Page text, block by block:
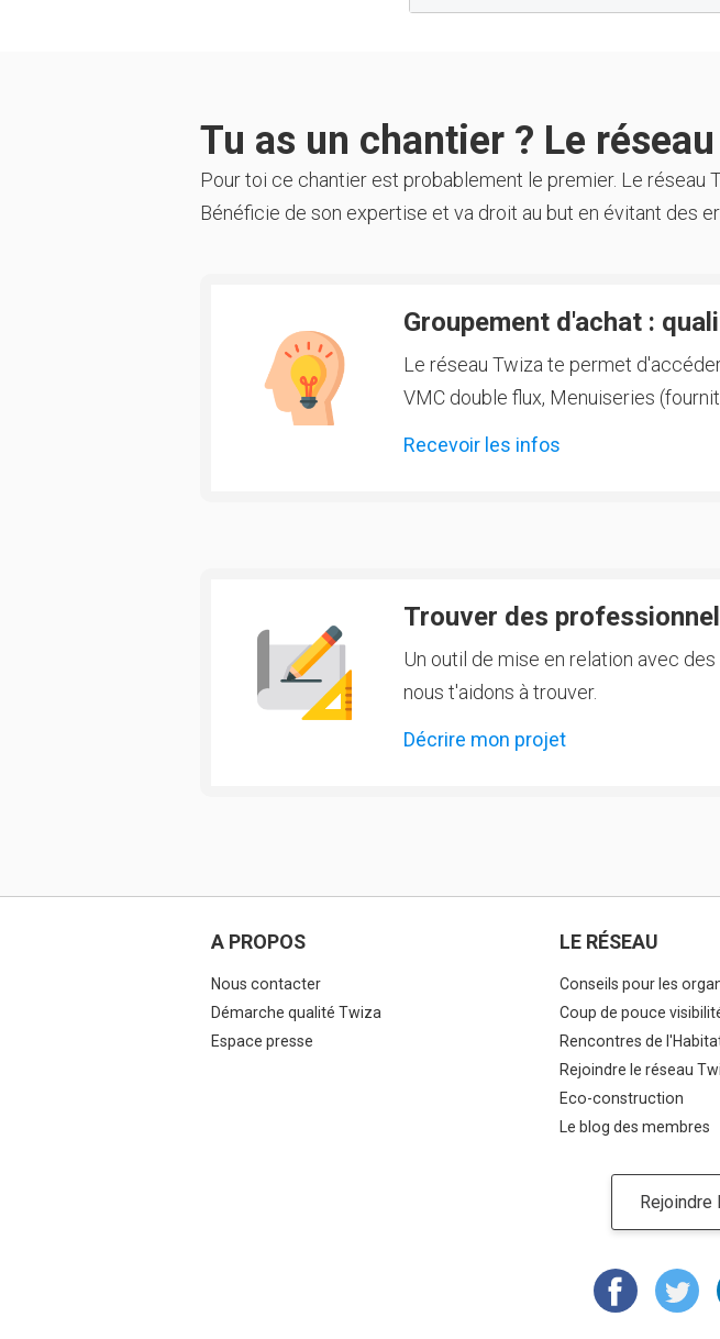
Tu as un chantier ? Le
Pour toi ce chantier est probablement le premier. Le réseau
Bénéficie de son expertise et va droit au but en évitant des
Groupement d'achat :
Le réseau Twiza te permet
VMC double flux, Menuiseries
Recevoir les infos
Trouver des
Un outil de mise en relation avec
nous t'aidons à trouver.
Décrire mon projet
A PROPOS
Nous contacter
Démarche qualité Twiza
Espace presse
LE RÉSEAU
Conseils pour les
Coup de pouce
Rencontres de
Rejoindre le réseau
Eco-construction
Le blog des membres
Rejoindre